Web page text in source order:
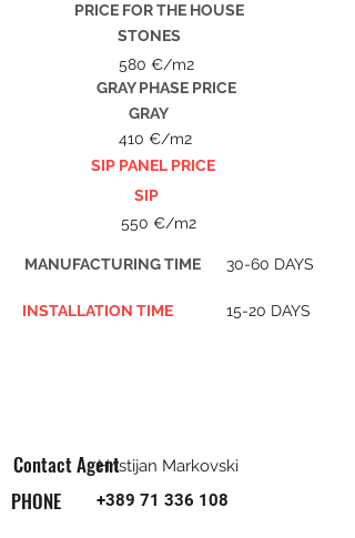
PRICE FOR THE HOUSE
STONES
580 €/m2
GRAY PHASE PRICE
GRAY
410 €/m2
SIP PANEL PRICE
SIP
550 €/m2
MANUFACTURING TIME 30-60 DAYS
INSTALLATION TIME 15-20 DAYS
Contact AgentHristijan Markovski
PHONE +389 71 336 108